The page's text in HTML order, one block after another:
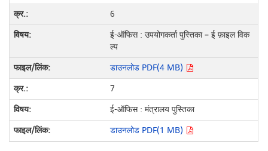
6
ई-ऑफिस : उपयोगकर्ता पुस्तिका – ई फ़ाइल विक
ल्प
डाउनलोड PDF(4 MB)
7
ई-ऑफिस : मंत्रालय पुस्तिका
डाउनलोड PDF(1 MB)